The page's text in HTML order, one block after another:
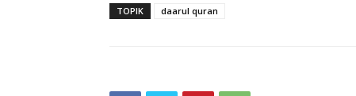
TOPIK daarul quran